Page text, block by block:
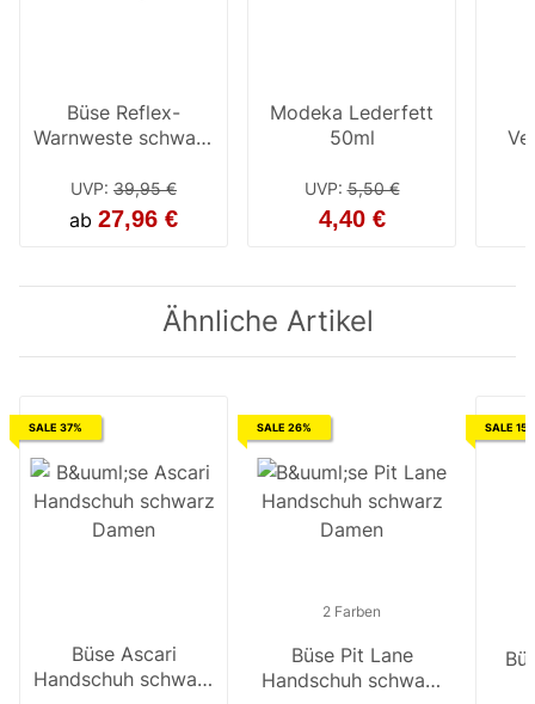
Büse Reflex-
Warnweste schwarz
UVP: 39,95 €
ab 27,96 €
Modeka Lederfett
50ml
UVP:5,50 €
4,40 €
Ähnliche Artikel
SALE 37%
Büse Ascari
Handschuh schwarz
SALE 26%
2 Farben
Büse Pit Lane
Handschuh schwarz
SALE